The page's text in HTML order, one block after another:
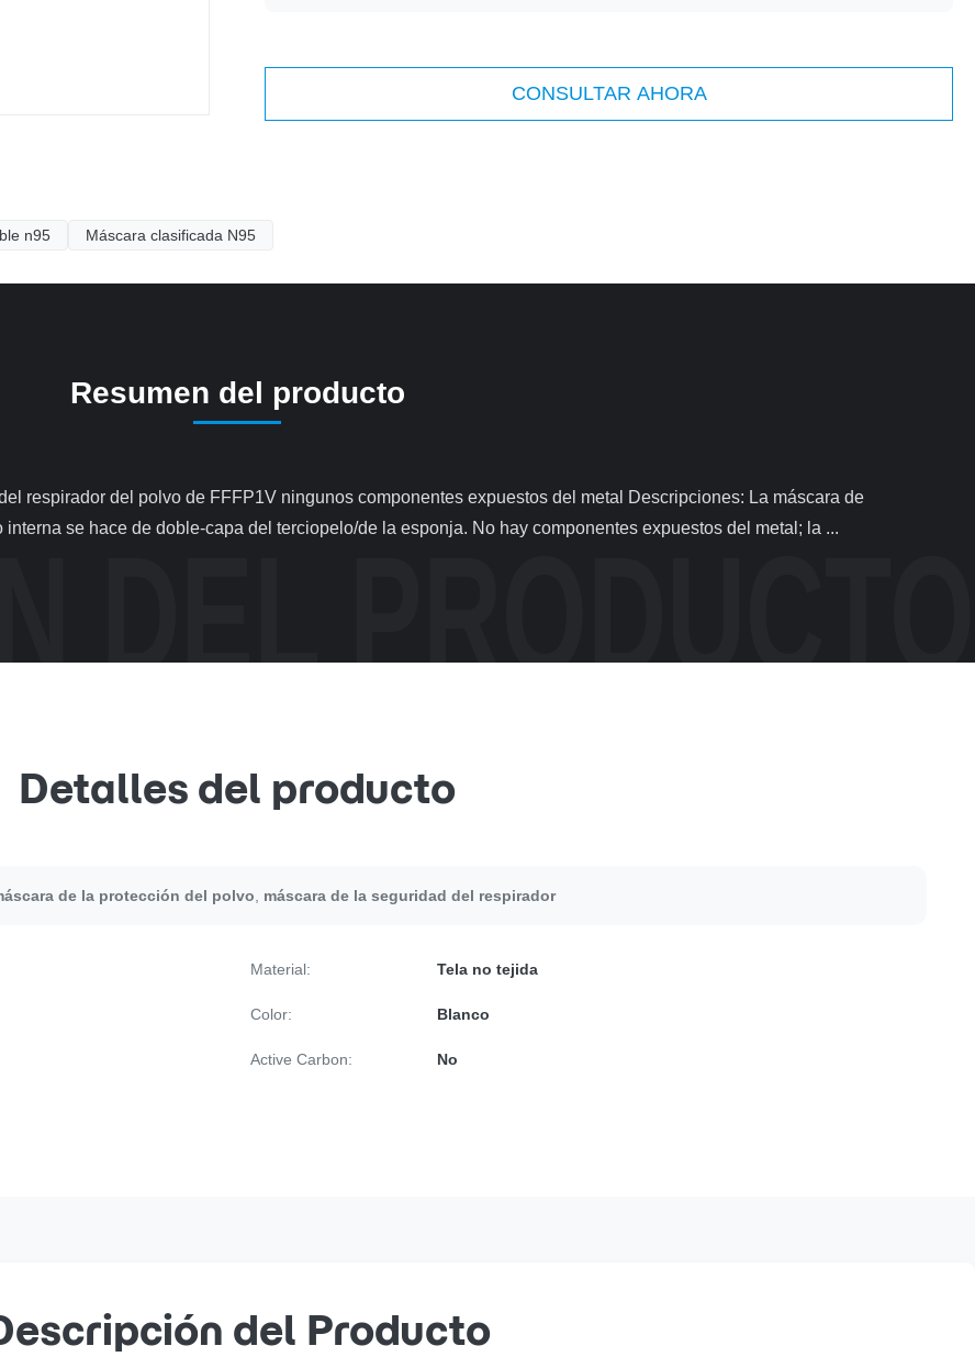
CONSULTAR AHORA
n95 Máscara clasificada N95
Resumen del producto
se hace de doble-capa del terciopelo/de la esponja. No hay componentes expuestos del metal; la ...
Detalles del producto
de la protección del polvo máscara de la seguridad del respirador
Material: Tela no tejida
Color: Blanco
Active Carbon: No
del Producto